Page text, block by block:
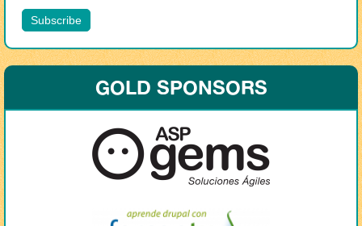
GOLD SPONSORS